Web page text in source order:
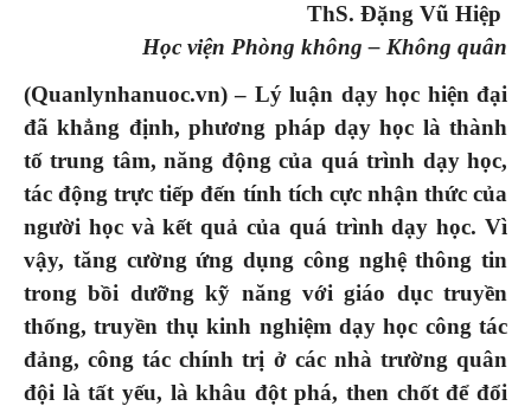
ThS. Đặng Vũ Hiệp
Học viện Phòng không – Không quân
(Quanlynhanuoc.vn) – Lý luận dạy học hiện đại
đã khẳng định,phương pháp dạy học là thành
tố trung tâm, năng động của quá trình dạy học,
tác động trực tiếp đến tính tích cực nhận thức của
người học và kết quả của quá trình dạy học. Vì
vậy, tăng cường ứng dụng công nghệ thông tin
trong bồi dưỡng kỹ năng với giáo dục truyền
thống, truyền thụ kinh nghiệm dạy học công tác
đảng, công tác chính trị ở các nhà trường quân
đội là tất yếu, là khâu đột phá, then chốt để đổi